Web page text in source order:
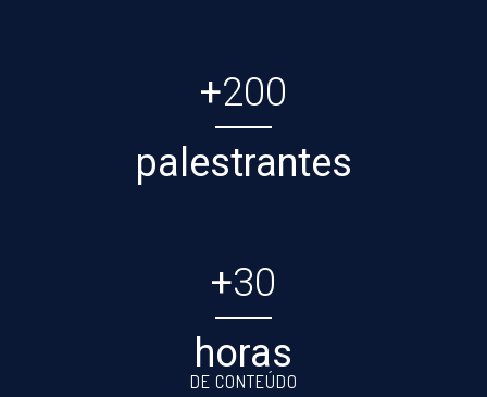
+200
palestrantes
+30
horas
DE CONTEÚDO